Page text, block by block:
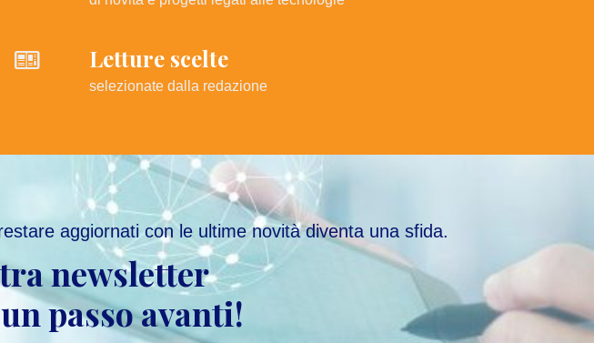
Letture scelte
selezionate dalla redazione
aggiornati con le ultime novità diventa una sfida.
newsletter
passo avanti!